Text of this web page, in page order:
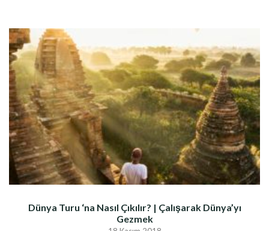
Dünya Turu ‘na Nasıl Çıkılır? | Çalışarak Dünya’yı
Gezmek